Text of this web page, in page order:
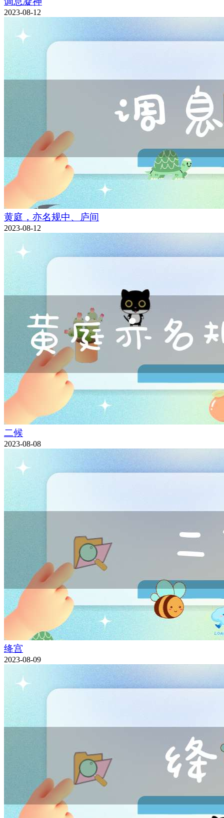
2023-08-12
黄庭，亦名规中、庐间
2023-08-12
二候
2023-08-08
绛宫
2023-08-09